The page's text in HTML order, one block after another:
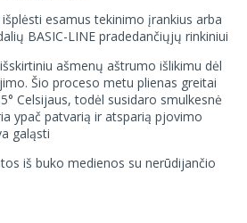
esamus tekinimo įrankius arba
BASIC-LINE pradedančiųjų rinkiniui
ašmenų aštrumo išlikimu dėl
Šio proceso metu plienas greitai
Celsijaus, todėl susidaro smulkesnė
ypač patvarią ir atsparią pjovimo
galąsti
iš buko medienos su nerūdijančio